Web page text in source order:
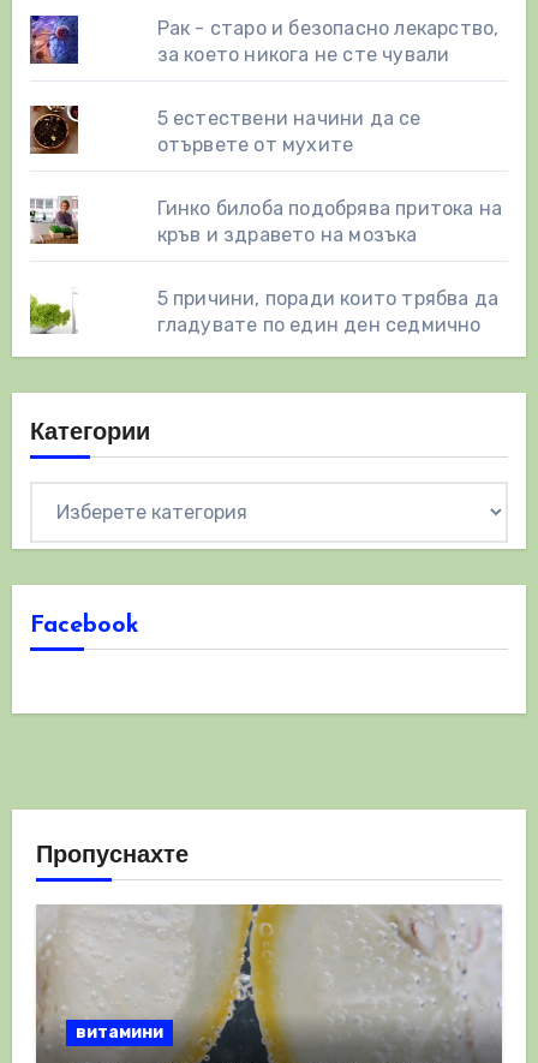
Рак - старо и безопасно лекарство,
за което никога не сте чували
5 естествени начини да се
отървете от мухите
Гинко билоба подобрява притока на
кръв и здравето на мозъка
5 причини, поради които трябва да
гладувате по един ден седмично
Категории
Facebook
Пропуснахте
витамини